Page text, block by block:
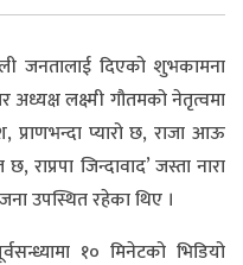
जनतालाई दिएको शुभकामना
अध्यक्ष लक्ष्मी गौतमको नेतृत्वमा
प्राणभन्दा प्यारो छ, राजा आऊ
जिन्दावाद’ जस्ता नारा
उपस्थित रहेका थिए ।
१० मिनेटको भिडियो